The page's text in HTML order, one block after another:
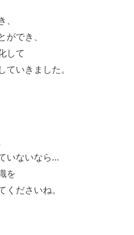
ができ、
して
いきました。
いないなら…
を
ださいね。